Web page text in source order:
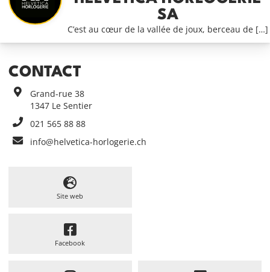
SA
C’est au cœur de la vallée de joux, berceau de […]
CONTACT
Grand-rue 38
1347 Le Sentier
021 565 88 88
info@helvetica-horlogerie.ch
Site web
Facebook